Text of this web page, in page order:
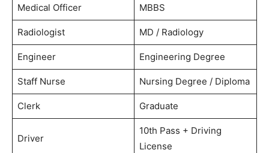
Medical Officer MBBS
Radiologist MD / Radiology
Engineer Engineering Degree
Staff Nurse Nursing Degree / Diploma
Clerk Graduate
Driver
10th Pass + Driving
License